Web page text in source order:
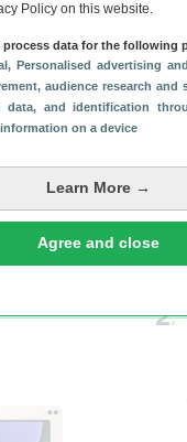
Policy on this website.
process data for the following
, Personalised advertising
audience research and
data, and identification
on a device
Learn More →
Agree and close
kun je levensduur van
geheel nieuwe
Android Planetom de
tablets
volgens
2.